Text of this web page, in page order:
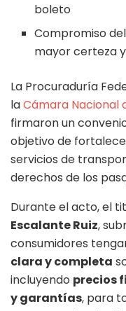
boleto
Compromiso
mayor certeza
La Procuraduría
laCámara Nacional
firmaron un
objetivo de
servicios de
derechos de los
Durante el acto, el
Escalante Ruiz,
consumidores
clara y completa
incluyendo precios
y garantías, para